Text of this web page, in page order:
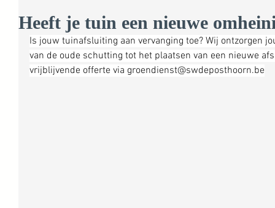
Heeft je tuin een nieuwe
Is jouw tuinafsluiting aan vervanging toe? Wij ontzorgen
van de oude schutting tot het plaatsen van een nieuwe
vrijblijvende offerte via groendienst@swdeposthoorn.be